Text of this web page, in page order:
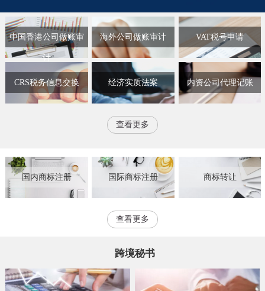
中国香港公司做账审
计
海外公司做账审计 VAT税号申请
CRS税务信息交换 经济实质法案 内资公司代理记账
查看更多
国内商标注册 国际商标注册 商标转让
查看更多
跨境秘书